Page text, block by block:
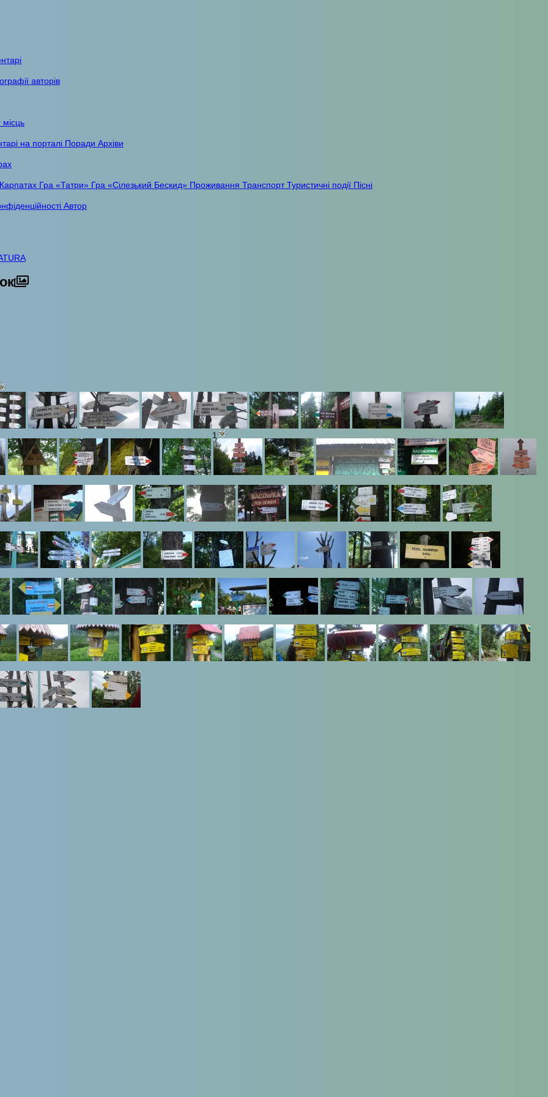
авторів
місць
на порталі Поради Архіви
Гра «Татри» Гра «Сілезький Бескид» Проживання ТранспортТуристичні події Пісні
Автор
1